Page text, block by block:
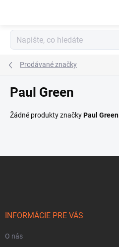
Prodávané značky
Paul Green
Žádné produkty značkyPaul Green
INFORMÁCIE PRE VÁS
O nás